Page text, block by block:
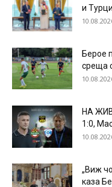
и
Берое
среща
НА
1:0,
„Виж
каза